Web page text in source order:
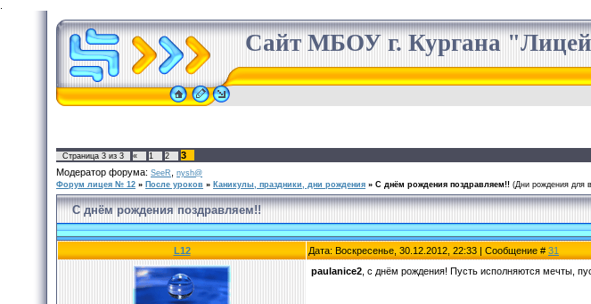
Сайт МБОУ г. Кургана
Страница 3 из 3 « 1 2
3
Модератор форума: SeeR
nysh@
Форум лицея № 12 » После уроков » Каникулы, праздники, дни рождения » С днём рождения поздравляем!! (Дни рождения для
С днём рождения поздравляем!!
L12 Дата: Воскресенье, 30.12.2012, 22:33 | Сообщение # 31
paulanice2 , с днём рождения! Пусть исполняются мечты,